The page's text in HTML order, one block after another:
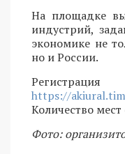
На площадке
индустрий,
экономике не
но и России.
https://
Количество
Фото: